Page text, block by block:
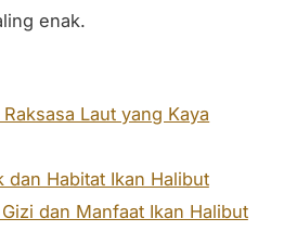
enak.
Laut yang Kaya
dan Habitat Ikan Halibut
dan Manfaat Ikan Halibut